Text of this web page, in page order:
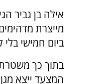
אילה בן גביר
מייצרת
ביום חמישי
המצעד ייצא